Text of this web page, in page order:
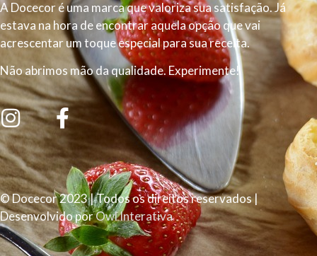
A Docecor é uma marca que valoriza sua satisfação. Já
estava na hora de encontrar aquela opção que vai
acrescentar um toque especial para sua receita.
Não abrimos mão da qualidade. Experimente!
© Docecor 2023 | Todos os direitos reservados |
Desenvolvido porOwl Interativa